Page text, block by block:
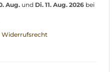
Aug. und Di. 11. Aug. 2026 bei
Widerrufsrecht